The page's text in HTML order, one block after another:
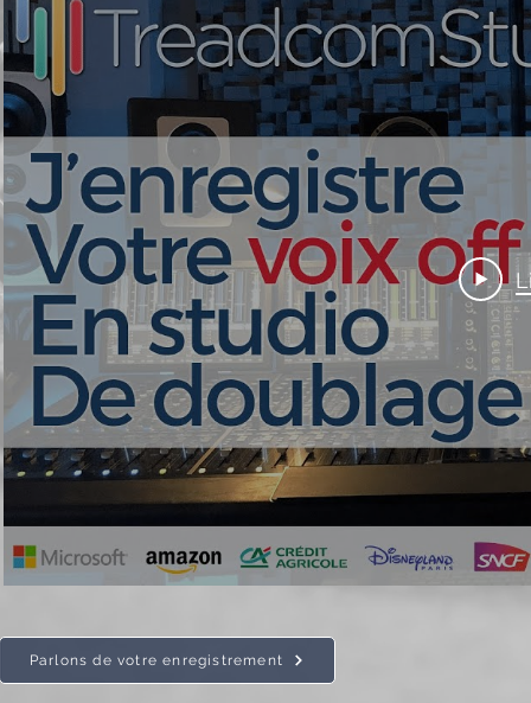
Parlons de votre enregistrement